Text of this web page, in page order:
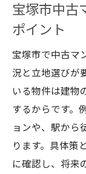
宝塚市中古
ポイント
宝塚市で中古マ
況と立地選びが
いる物件は建物
するからです。
ョンや、駅から
ります。具体策
に確認し、将来